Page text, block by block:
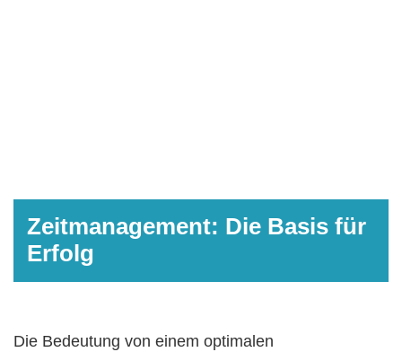
Zeitmanagement: Die Basis für
Erfolg
Die Bedeutung von einem optimalen